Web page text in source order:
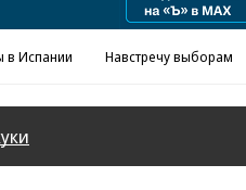
в Испании Навстречу выборам